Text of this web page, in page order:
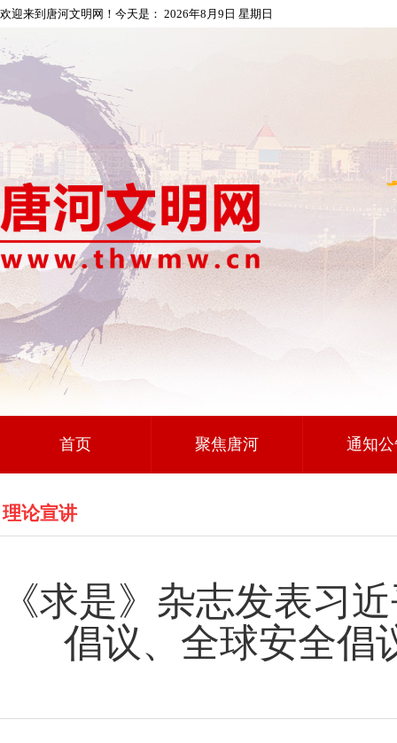
欢迎来到唐河文明网！今天是： 2026年8月9日 星期日
首页 聚焦唐河 通知
理论宣讲
《求是》杂志发表习
倡议、全球安全倡